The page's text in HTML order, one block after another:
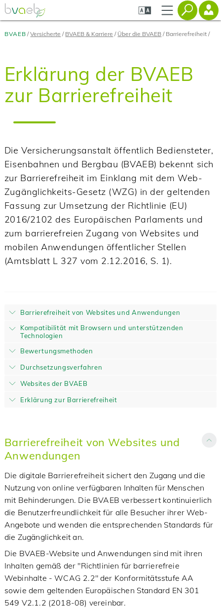
Zum
Seiteninhalt
springen
Zur
Navigation
springen
Zur
Mobilen
Navigation
BVAEB Versicherte BVAEB & Karriere Über die BVAEB Barrierefreiheit
Erklärung der BVAEB
zur Barrierefreiheit
Die Versicherungsanstalt öffentlich Bediensteter,
Eisenbahnen und Bergbau (BVAEB) bekennt sich
zur Barrierefreiheit im Einklang mit dem Web-
Zugänglichkeits-Gesetz (WZG) in der geltenden
Fassung zur Umsetzung der Richtlinie (EU)
2016/2102 des Europäischen Parlaments und
zum barrierefreien Zugang von Websites und
mobilen Anwendungen öffentlicher Stellen
(Amtsblatt L 327 vom 2.12.2016, S. 1).
Barrierefreiheit von Websites und Anwendungen
Kompatibilität mit Browsern und unterstützenden
Technologien
Bewertungsmethoden
Durchsetzungsverfahren
Websites der BVAEB
Erklärung zur Barrierefreiheit
Barrierefreiheit von Websites und
Anwendungen
Die digitale Barrierefreiheit sichert den Zugang und die
Nutzung von online verfügbaren Inhalten für Menschen
mit Behinderungen. Die BVAEB verbessert kontinuierlich
die Benutzerfreundlichkeit für alle Besucher ihrer Web-
Angebote und wenden die entsprechenden Standards für
die Zugänglichkeit an.
Die BVAEB-Website und Anwendungen sind mit ihren
Inhalten gemäß der "Richtlinien für barrierefreie
Webinhalte - WCAG 2.2" der Konformitätsstufe AA
sowie dem geltenden Europäischen Standard EN 301
549 V2.1.2 (2018-08) vereinbar.